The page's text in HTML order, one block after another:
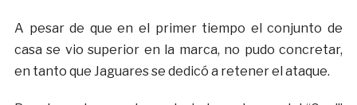
A pesar de que en el primer tiempo el conjunto de
casa se vio superior en la marca, no pudo concretar,
en tanto que Jaguares se dedicó a retener el ataque.